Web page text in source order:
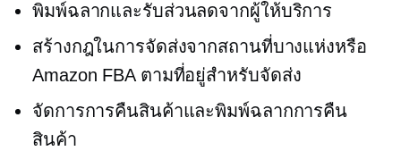
พิมพ์ฉลากและรับส่วนลดจากผู้ให้บริการ
สร้างกฎในการจัดส่งจากสถานที่บางแห่งหรือ
Amazon FBA ตามที่อยู่สำหรับจัดส่ง
จัดการการคืนสินค้าและพิมพ์ฉลากการคืน
สินค้า